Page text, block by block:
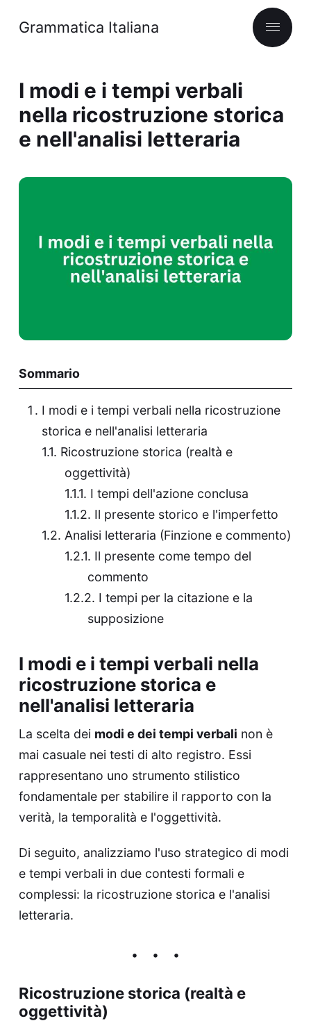
Grammatica Italiana
I modi e i tempi verbali
nella ricostruzione storica
e nell'analisi letteraria
Sommario
I modi e i tempi verbali nella ricostruzione
storica e nell'analisi letteraria
Ricostruzione storica (realtà e
oggettività)
I tempi dell'azione conclusa
Il presente storico e l'imperfetto
Analisi letteraria (Finzione e commento)
Il presente come tempo del
commento
I tempi per la citazione e la
supposizione
I modi e i tempi verbali nella
ricostruzione storica e
nell'analisi letteraria
La scelta dei modi e dei tempi verbali non è
mai casuale nei testi di alto registro. Essi
rappresentano uno strumento stilistico
fondamentale per stabilire il rapporto con la
verità, la temporalità e l'oggettività.
Di seguito, analizziamo l'uso strategico di modi
e tempi verbali in due contesti formali e
complessi: la ricostruzione storica e l'analisi
letteraria.
Ricostruzione storica (realtà e
oggettività)